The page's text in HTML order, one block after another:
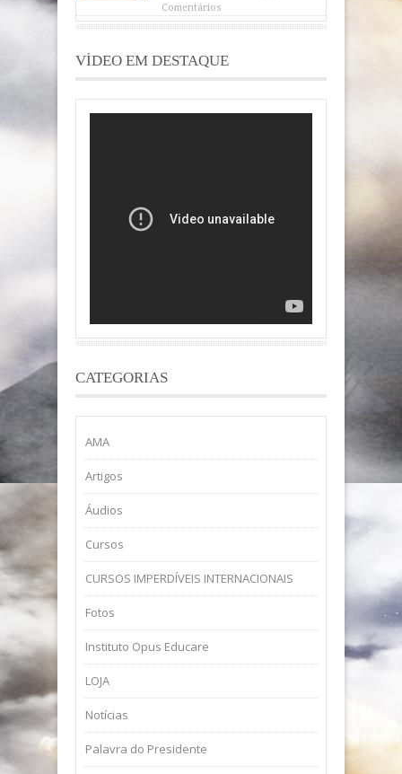
Comentários
VÍDEO EM DESTAQUE
CATEGORIAS
AMA
Artigos
Áudios
Cursos
CURSOS IMPERDÍVEIS INTERNACIONAIS
Fotos
Instituto Opus Educare
LOJA
Notícias
Palavra do Presidente